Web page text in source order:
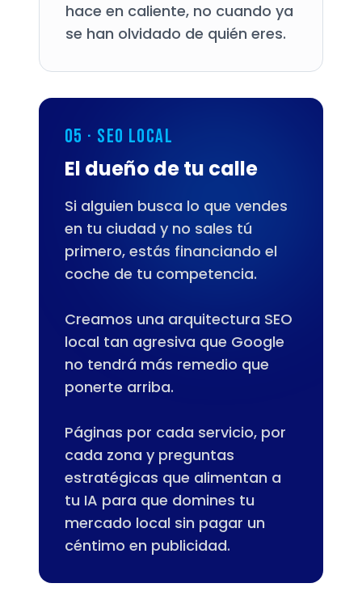
hace en caliente, no cuando ya
se han olvidado de quién eres.
05 · SEO Local
El dueño de tu calle
Si alguien busca lo que vendes
en tu ciudad y no sales tú
primero, estás financiando el
coche de tu competencia.
Creamos una arquitectura SEO
local tan agresiva que Google
no tendrá más remedio que
ponerte arriba.
Páginas por cada servicio, por
cada zona y preguntas
estratégicas que alimentan a
tu IA para que domines tu
mercado local sin pagar un
céntimo en publicidad.